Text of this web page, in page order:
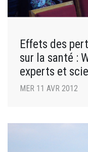
Effets des
sur la santé :
experts et
MER 11 AVR 2012